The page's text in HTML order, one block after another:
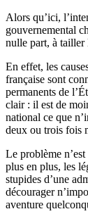
Alors qu’ici,
gouvernemental
nulle part, à tailler
En effet, les
française sont
permanents de
clair : il est de
national ce que
deux ou trois fois
Le problème
plus en plus, les
stupides d’une
décourager
aventure